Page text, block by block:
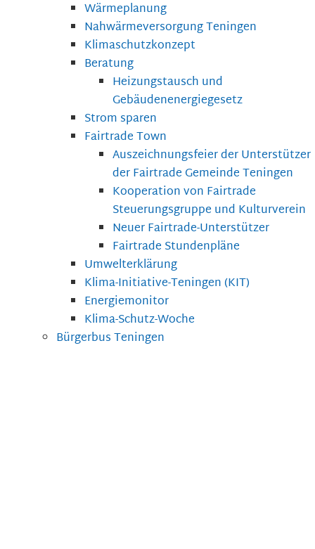
Wärmeplanung
Nahwärmeversorgung Teningen
Klimaschutzkonzept
Beratung
Heizungstausch und
Gebäudenenergiegesetz
Strom sparen
Fairtrade Town
Auszeichnungsfeier der Unterstützer
der Fairtrade Gemeinde Teningen
Kooperation von Fairtrade
Steuerungsgruppe und Kulturverein
Neuer Fairtrade-Unterstützer
Fairtrade Stundenpläne
Umwelterklärung
Klima-Initiative-Teningen (KIT)
Energiemonitor
Klima-Schutz-Woche
Bürgerbus Teningen